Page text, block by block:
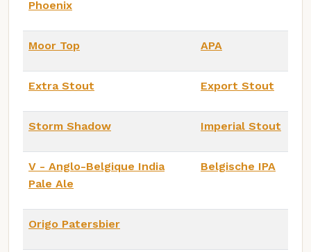
Phoenix
Moor Top APA
Extra Stout Export Stout
Storm Shadow Imperial Stout
V - Anglo-Belgique India
Pale Ale
Belgische IPA
Origo Patersbier